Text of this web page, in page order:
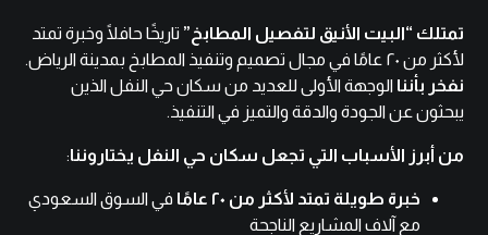
تمتلك “البيت الأنيق لتفصيل المطابخ” تاريخًا حافلًا وخبرة تمتد
لأكثر من ٢٠ عامًا في مجال تصميم وتنفيذ المطابخ بمدينة الرياض.
نفخر بأننا الوجهة الأولى للعديد من سكان حي النفل الذين
يبحثون عن الجودة والدقة والتميز في التنفيذ.
من أبرز الأسباب التي تجعل سكان حي النفل يختاروننا:
خبرة طويلة تمتد لأكثر من ٢٠ عامًا
في السوق السعودي
مع آلاف المشاريع الناجحة